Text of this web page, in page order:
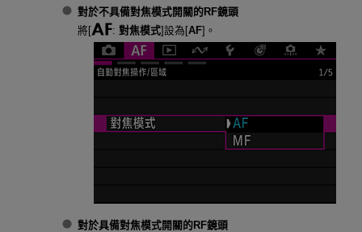
對於不具備對焦模式開關的RF鏡頭
將[
: 對焦模式]設為[AF]。
對於具備對焦模式開關的RF鏡頭